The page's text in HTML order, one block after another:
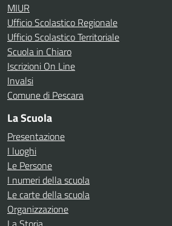
MIUR
Ufficio Scolastico Regionale
Ufficio Scolastico Territoriale
Scuola in Chiaro
Iscrizioni On Line
Invalsi
Comune di Pescara
La Scuola
Presentazione
I luoghi
Le Persone
I numeri della scuola
Le carte della scuola
Organizzazione